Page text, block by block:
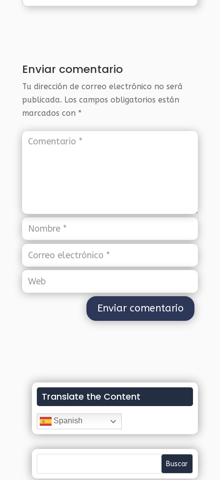
Enviar comentario
Tu dirección de correo electrónico no será
publicada. Los campos obligatorios están
marcados con *
Translate the Content
Spanish